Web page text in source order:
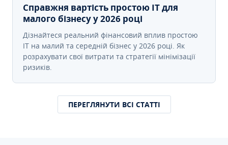
Справжня вартість простою IT для
малого бізнесу у 2026 році
Дізнайтеся реальний фінансовий вплив простою
IT на малий та середній бізнес у 2026 році. Як
розрахувати свої витрати та стратегії мінімізації
ризиків.
ПЕРЕГЛЯНУТИ ВСІ СТАТТІ